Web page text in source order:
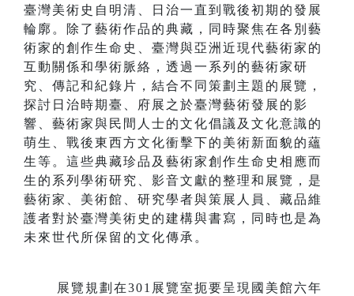
臺灣美術史自明清、日治一直到戰後初期的發展
輪廓。除了藝術作品的典藏，同時聚焦在各別藝
術家的創作生命史、臺灣與亞洲近現代藝術家的
互動關係和學術脈絡，透過一系列的藝術家研
究、傳記和紀錄片，結合不同策劃主題的展覽，
探討日治時期臺、府展之於臺灣藝術發展的影
響、藝術家與民間人士的文化倡議及文化意識的
萌生、戰後東西方文化衝擊下的美術新面貌的蘊
生等。這些典藏珍品及藝術家創作生命史相應而
生的系列學術研究、影音文獻的整理和展覽，是
藝術家、美術館、研究學者與策展人員、藏品維
護者對於臺灣美術史的建構與書寫，同時也是為
未來世代所保留的文化傳承。
展覽規劃在301展覽室扼要呈現國美館六年